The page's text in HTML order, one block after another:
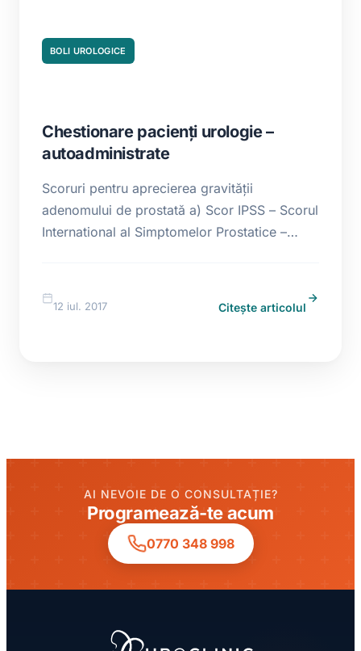
BOLI UROLOGICE
Chestionare pacienţi urologie –
autoadministrate
Scoruri pentru aprecierea gravităţii
adenomului de prostată a) Scor IPSS – Scorul
International al Simptomelor Prostatice –
buton dreapta pt download fişier pdf: P11-
UroClinic – Scoruri pentru aprecierea
12 iul. 2017 Citește articolul
AI NEVOIE DE O CONSULTAȚIE?
Programează-te acum
0770 348 998